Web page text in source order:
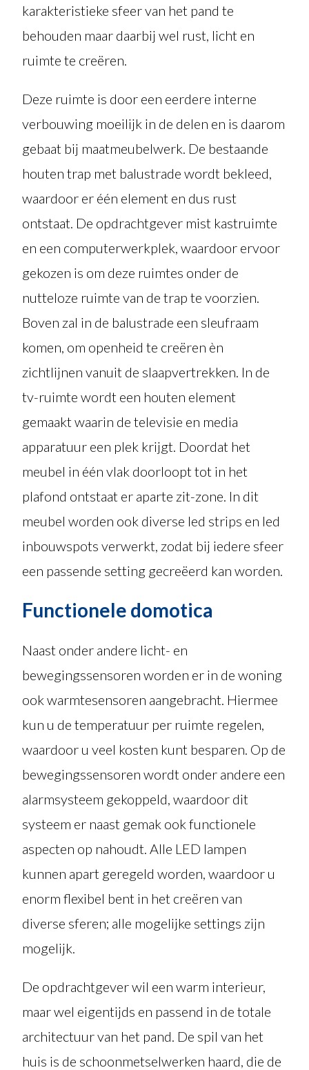
karakteristieke sfeer van het pand te
behouden maar daarbij wel rust, licht en
ruimte te creëren.
Deze ruimte is door een eerdere interne
verbouwing moeilijk in de delen en is daarom
gebaat bij maatmeubelwerk. De bestaande
houten trap met balustrade wordt bekleed,
waardoor er één element en dus rust
ontstaat. De opdrachtgever mist kastruimte
en een computerwerkplek, waardoor ervoor
gekozen is om deze ruimtes onder de
nutteloze ruimte van de trap te voorzien.
Boven zal in de balustrade een sleufraam
komen, om openheid te creëren èn
zichtlijnen vanuit de slaapvertrekken. In de
tv-ruimte wordt een houten element
gemaakt waarin de televisie en media
apparatuur een plek krijgt. Doordat het
meubel in één vlak doorloopt tot in het
plafond ontstaat er aparte zit-zone. In dit
meubel worden ook diverse led strips en led
inbouwspots verwerkt, zodat bij iedere sfeer
een passende setting gecreëerd kan worden.
Functionele domotica
Naast onder andere licht- en
bewegingssensoren worden er in de woning
ook warmtesensoren aangebracht. Hiermee
kun u de temperatuur per ruimte regelen,
waardoor u veel kosten kunt besparen. Op de
bewegingssensoren wordt onder andere een
alarmsysteem gekoppeld, waardoor dit
systeem er naast gemak ook functionele
aspecten op nahoudt. Alle LED lampen
kunnen apart geregeld worden, waardoor u
enorm flexibel bent in het creëren van
diverse sferen; alle mogelijke settings zijn
mogelijk.
De opdrachtgever wil een warm interieur,
maar wel eigentijds en passend in de totale
architectuur van het pand. De spil van het
huis is de schoonmetselwerken haard, die de